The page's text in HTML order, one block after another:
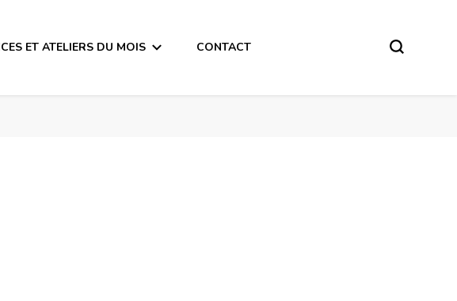
ET ATELIERS DU MOIS CONTACT